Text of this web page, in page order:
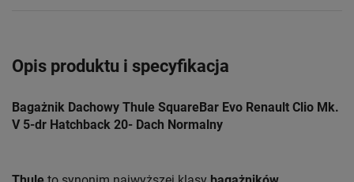
Opis produktu i specyfikacja
Bagażnik Dachowy Thule SquareBar Evo Renault Clio Mk.
V 5-dr Hatchback 20- Dach Normalny